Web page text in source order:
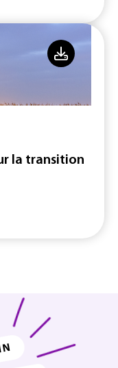
la transition